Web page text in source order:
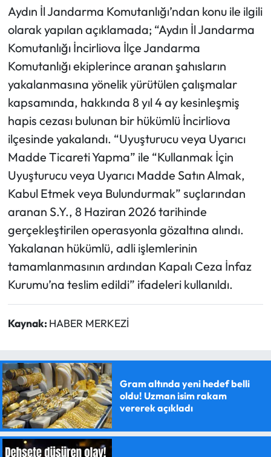
Aydın İl Jandarma Komutanlığı’ndan konu ile ilgili
olarak yapılan açıklamada; “Aydın İl Jandarma
Komutanlığı İncirliova İlçe Jandarma
Komutanlığı ekiplerince aranan şahısların
yakalanmasına yönelik yürütülen çalışmalar
kapsamında, hakkında 8 yıl 4 ay kesinleşmiş
hapis cezası bulunan bir hükümlü İncirliova
ilçesinde yakalandı. “Uyuşturucu veya Uyarıcı
Madde Ticareti Yapma” ile “Kullanmak İçin
Uyuşturucu veya Uyarıcı Madde Satın Almak,
Kabul Etmek veya Bulundurmak” suçlarından
aranan S.Y., 8 Haziran 2026 tarihinde
gerçekleştirilen operasyonla gözaltına alındı.
Yakalanan hükümlü, adli işlemlerinin
tamamlanmasının ardından Kapalı Ceza İnfaz
Kurumu’na teslim edildi” ifadeleri kullanıldı.
Kaynak: HABER MERKEZİ
Gram altında yeni hedef belli
oldu! Uzman isim rakam
vererek açıkladı